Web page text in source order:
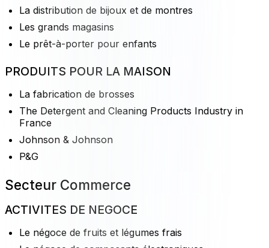
La distribution de bijoux et de montres
Les grands magasins
Le prêt-à-porter pour enfants
PRODUITS POUR LA MAISON
La fabrication de brosses
The Detergent and Cleaning Products Industry in
France
Johnson & Johnson
P&G
Secteur Commerce
ACTIVITES DE NEGOCE
Le négoce de fruits et légumes frais